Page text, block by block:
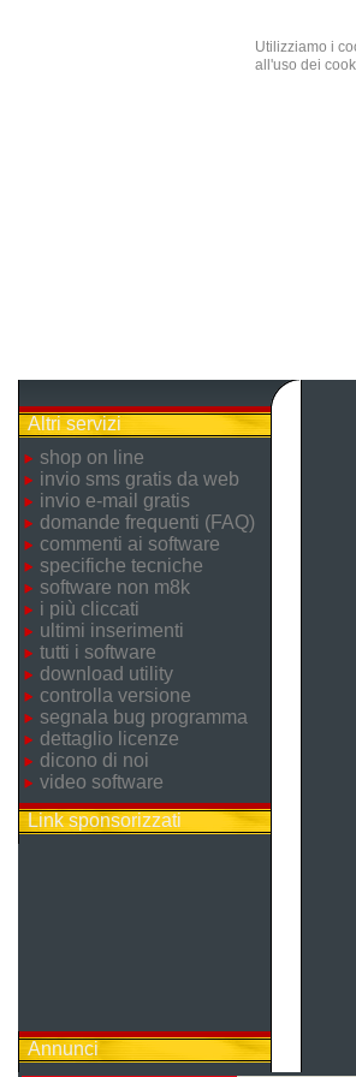
Utilizziamo i
all'uso dei
Altri servizi
shop on line
invio sms gratis da web
invio e-mail gratis
domande frequenti (FAQ)
commenti ai software
specifiche tecniche
software non m8k
i più cliccati
ultimi inserimenti
tutti i software
download utility
controlla versione
segnala bug programma
dettaglio licenze
dicono di noi
video software
Link sponsorizzati
Annunci